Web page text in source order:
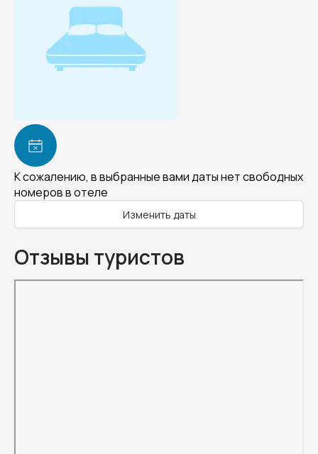
К сожалению, в выбранные вами даты нет свободных
номеров в отеле
Изменить даты
Отзывы туристов